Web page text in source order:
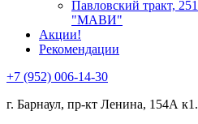
Павловский тракт,
"МАВИ"
Акции!
Рекомендации
+7 (952) 006-14-30
г. Барнаул, пр-кт Ленина, 154А